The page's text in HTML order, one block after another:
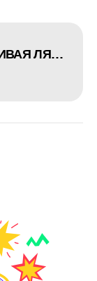
КИНДЕРБРО - ЛЖИВАЯ ЛЯГУШКА